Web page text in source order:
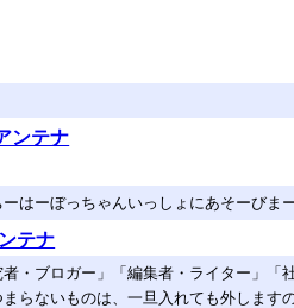
ンテナ
はーぼっちゃんいっしょにあそーびま
テナ
・ブロガー」「編集者・ライター」
らないものは、一旦入れても外します